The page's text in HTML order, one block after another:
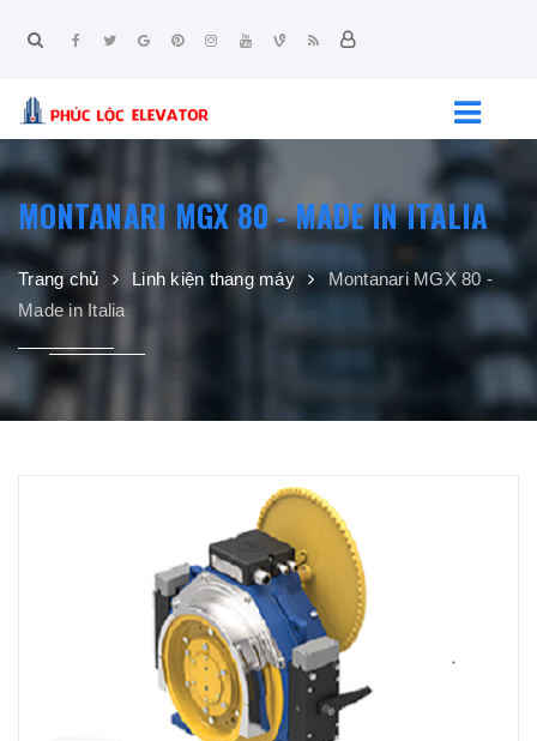
MONTANARI MGX 80 - MADE IN ITALIA
Trang chủ Linh kiện thang máy
Montanari MGX 80 -
Made in Italia